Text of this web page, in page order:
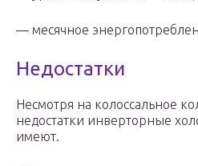
— месячное
Недостатки
Несмотря на колоссальное
недостатки инверторные
имеют.